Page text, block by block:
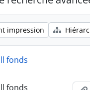
impression
fonds
fonds